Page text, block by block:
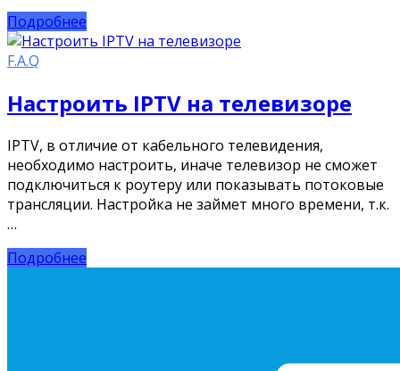
Подробнее
F.A.Q
Настроить IPTV на телевизоре
IPTV, в отличие от кабельного телевидения,
необходимо настроить, иначе телевизор не сможет
подключиться к роутеру или показывать потоковые
трансляции. Настройка не займет много времени, т.к.
…
Подробнее